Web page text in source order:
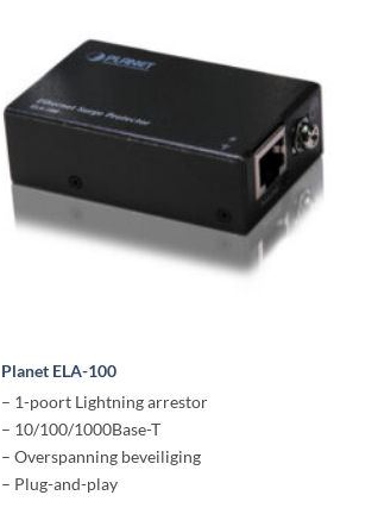
Planet ELA-100
– 1-poort Lightning arrestor
– 10/100/1000Base-T
– Overspanning beveiliging
– Plug-and-play